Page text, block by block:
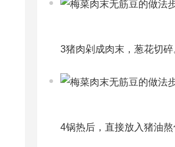
3猪肉剁成肉末，葱花切碎
4锅热后，直接放入猪油